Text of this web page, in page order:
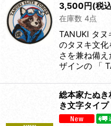
3,500円(税
在庫数 4点
TANUKI タヌ
のタヌキ文化
さを兼ね備
ザインの 「
総本家たぬ
き文字タイプ